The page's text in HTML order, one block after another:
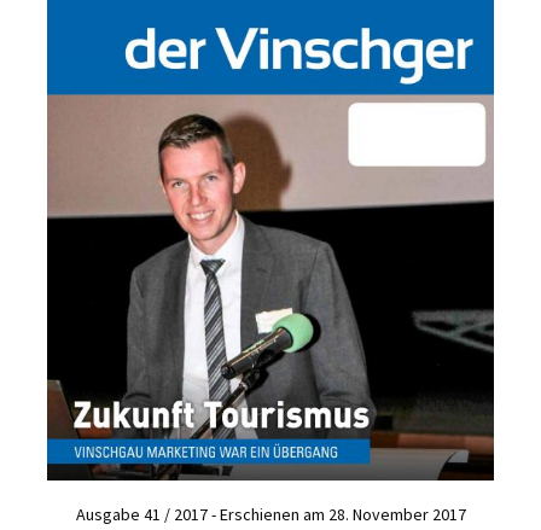
Ausgabe 41 / 2017 - Erschienen am 28. November 2017